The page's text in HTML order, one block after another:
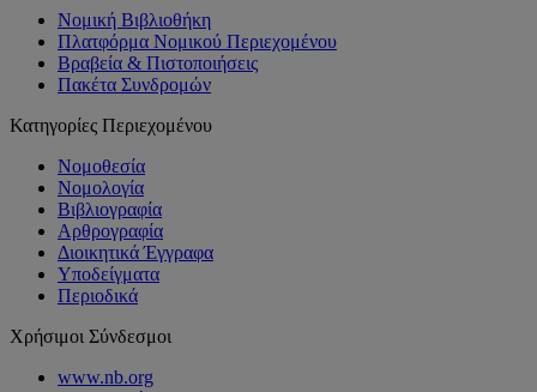
Νομική Βιβλιοθήκη
Πλατφόρμα Νομικού Περιεχομένου
Βραβεία & Πιστοποιήσεις
Πακέτα Συνδρομών
Κατηγορίες Περιεχομένου
Νομοθεσία
Νομολογία
Βιβλιογραφία
Αρθρογραφία
Διοικητικά Έγγραφα
Υποδείγματα
Περιοδικά
Χρήσιμοι Σύνδεσμοι
www.nb.org